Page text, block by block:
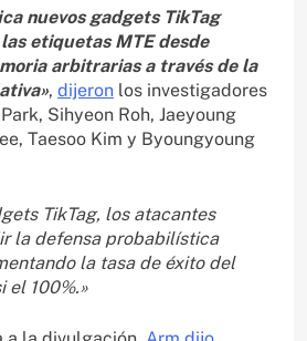
nuevos gadgets TikTag
etiquetas MTE desde
arbitrarias a través de la
, dijeron los investigadores
Sihyeon Roh, Jaeyoung
Taesoo Kim y Byoungyoung
TikTag, los atacantes
la defensa probabilística
la tasa de éxito del
el 100%.»